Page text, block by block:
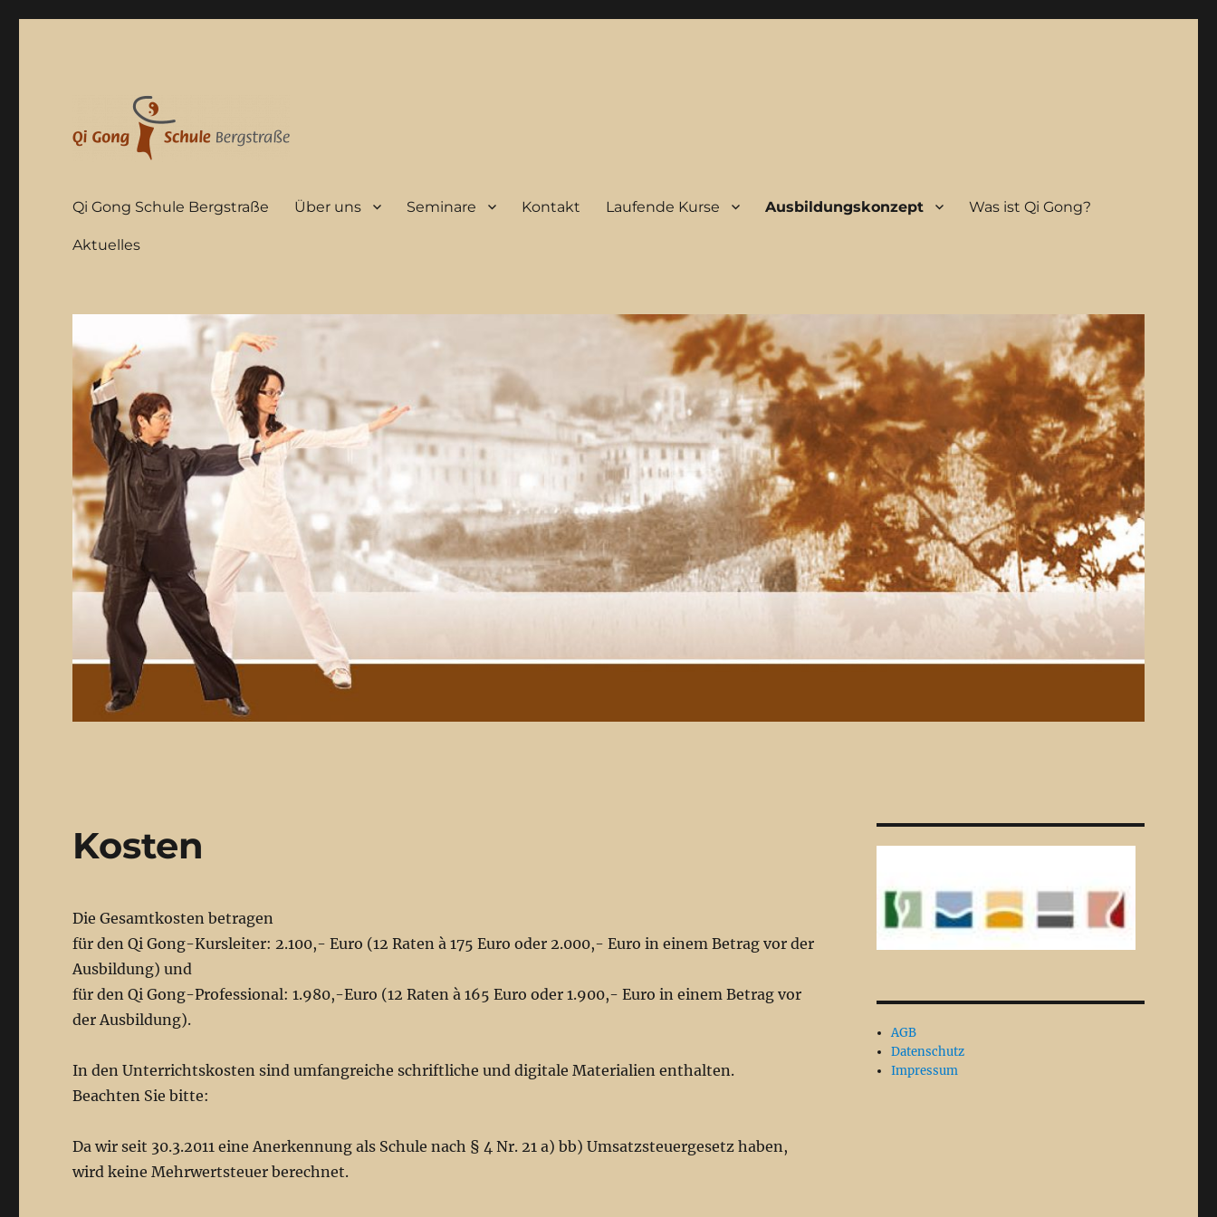
Qi Gong Schule Bergstraße Über uns Seminare Kontakt Laufende Kurse Ausbildungskonzept Was ist Qi Gong?
Aktuelles
Kosten
Die Gesamtkosten betragen
für den Qi Gong-Kursleiter: 2.100,- Euro (12 Raten à 175 Euro oder 2.000,- Euro in einem Betrag vor der
Ausbildung) und
für den Qi Gong-Professional: 1.980,-Euro (12 Raten à 165 Euro oder 1.900,- Euro in einem Betrag vor
der Ausbildung).
In den Unterrichtskosten sind umfangreiche schriftliche und digitale Materialien enthalten.
Beachten Sie bitte:
Da wir seit 30.3.2011 eine Anerkennung als Schule nach § 4 Nr. 21 a) bb) Umsatzsteuergesetz haben,
wird keine Mehrwertsteuer berechnet.
AGB
Datenschutz
Impressum